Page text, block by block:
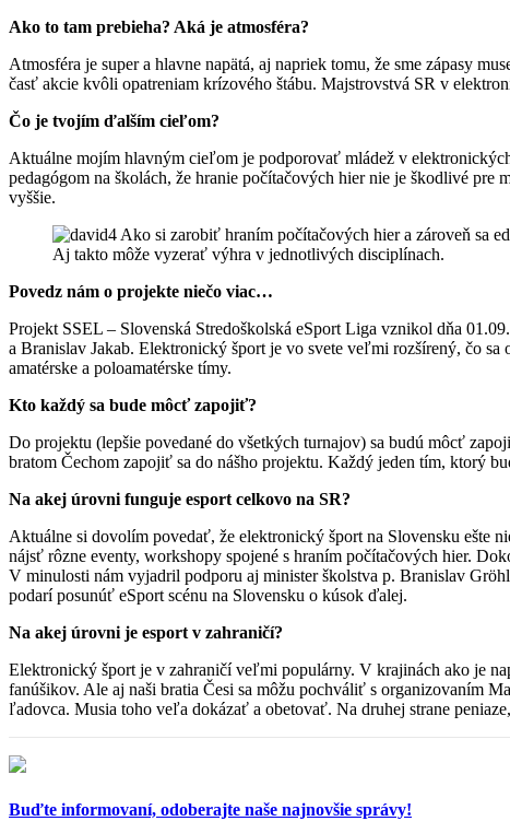
Ako to tam prebieha? Aká je atmosféra?
Atmosféra je super a hlavne napätá, aj napriek tomu, že sme zápasy
časť akcie kvôli opatreniam krízového štábu. Majstrovstvá SR v
Čo je tvojím ďalším cieľom?
Aktuálne mojím hlavným cieľom je podporovať mládež v
pedagógom na školách, že hranie počítačových hier nie je škodlivé
vyššie.
Aj takto môže vyzerať výhra v jednotlivých disciplínach.
Povedz nám o projekte niečo viac…
Projekt SSEL – Slovenská Stredoškolská eSport Liga vznikol dňa
a Branislav Jakab. Elektronický šport je vo svete veľmi rozšírený, čo
amatérske a poloamatérske tímy.
Kto každý sa bude môcť zapojiť?
Do projektu (lepšie povedané do všetkých turnajov) sa budú môcť
bratom Čechom zapojiť sa do nášho projektu. Každý jeden tím, ktorý
Na akej úrovni funguje esport celkovo na SR?
Aktuálne si dovolím povedať, že elektronický šport na Slovensku ešte
nájsť rôzne eventy, workshopy spojené s hraním počítačových hier.
V minulosti nám vyjadril podporu aj minister školstva p. Branislav
podarí posunúť eSport scénu na Slovensku o kúsok ďalej.
Na akej úrovni je esport v zahraničí?
Elektronický šport je v zahraničí veľmi populárny. V krajinách ako je
fanúšikov. Ale aj naši bratia Česi sa môžu pochváliť s organizovaním
ľadovca. Musia toho veľa dokázať a obetovať. Na druhej strane
Buďte informovaní, odoberajte naše najnovšie správy!